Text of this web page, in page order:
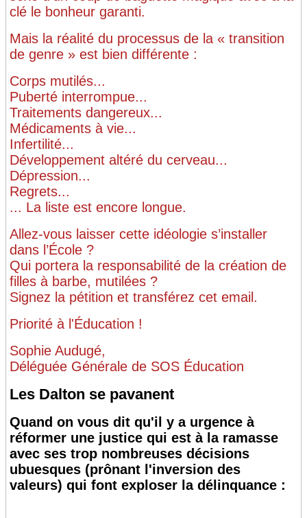
clé le bonheur garanti.
Mais la réalité du processus de la « transition
de genre » est bien différente :
Corps mutilés...
Puberté interrompue...
Traitements dangereux...
Médicaments à vie...
Infertilité...
Développement altéré du cerveau...
Dépression...
Regrets...
... La liste est encore longue.
Allez-vous laisser cette idéologie s’installer
dans l’École ?
Qui portera la responsabilité de la création de
filles à barbe, mutilées ?
Signez la pétition et transférez cet email.
Priorité à l'Éducation !
Sophie Audugé,
Déléguée Générale de SOS Éducation
Les Dalton se pavanent
Quand on vous dit qu'il y a urgence à
réformer une justice qui est à la ramasse
avec ses trop nombreuses décisions
ubuesques (prônant l'inversion des
valeurs) qui font exploser la délinquance :